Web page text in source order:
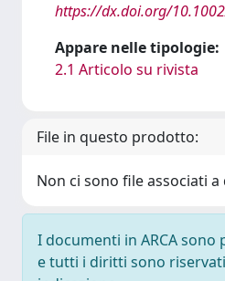
https://dx.doi.org/
Appare nelle tipologie:
2.1 Articolo su rivista
File in questo prodotto:
Non ci sono file associati
I documenti in ARCA
e tutti i diritti sono